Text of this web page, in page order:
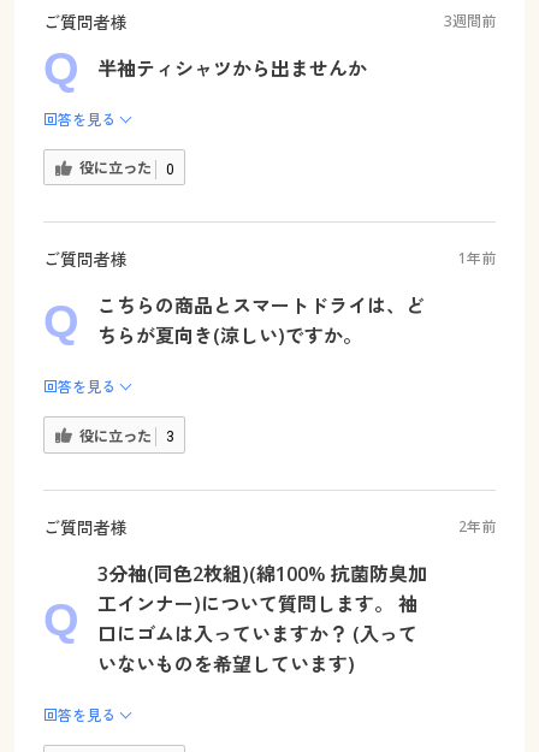
ご質問者様 3週間前
半袖ティシャツから出ませんか
回答を見る
役に立った 0
ご質問者様 1年前
こちらの商品とスマートドライは、ど
ちらが夏向き(涼しい)ですか。
回答を見る
役に立った 3
ご質問者様 2年前
3分袖(同色2枚組)(綿100% 抗菌防臭加
工インナー)について質問します。 袖
口にゴムは入っていますか？ (入って
いないものを希望しています)
回答を見る